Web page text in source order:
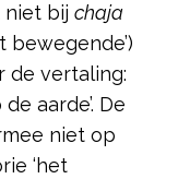
niet bij chaja
bewegende’)
de vertaling:
aarde’. De
niet op
‘het